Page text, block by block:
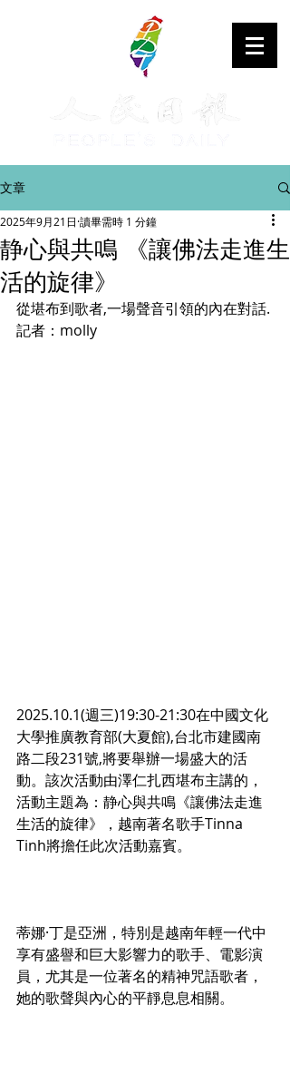
文章
静心與共鳴 《讓佛法走進生
活的旋律》
2025年9月21日 讀畢需時 1 分鐘
從堪布到歌者,一場聲音引領的內在對話.
記者：molly
2025.10.1(週三)19:30-21:30在中國文化
大學推廣教育部(大夏館),台北市建國南
路二段231號,將要舉辦一場盛大的活
動。該次活動由澤仁扎西堪布主講的，
活動主題為：静心與共鳴《讓佛法走進
生活的旋律》，越南著名歌手Tinna
Tinh將擔任此次活動嘉賓。
蒂娜·丁是亞洲，特別是越南年輕一代中
享有盛譽和巨大影響力的歌手、電影演
員，尤其是一位著名的精神咒語歌者，
她的歌聲與內心的平靜息息相關。